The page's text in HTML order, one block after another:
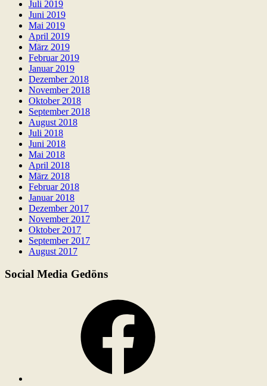
Juli 2019
Juni 2019
Mai 2019
April 2019
März 2019
Februar 2019
Januar 2019
Dezember 2018
November 2018
Oktober 2018
September 2018
August 2018
Juli 2018
Juni 2018
Mai 2018
April 2018
März 2018
Februar 2018
Januar 2018
Dezember 2017
November 2017
Oktober 2017
September 2017
August 2017
Social Media Gedöns